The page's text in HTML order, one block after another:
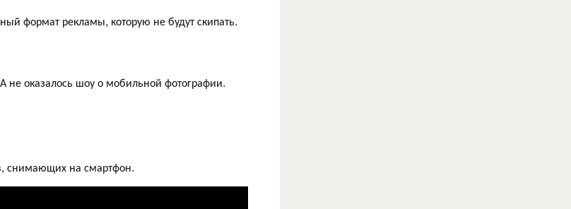
формат рекламы, которую не будут скипать.
оказалось шоу о мобильной фотографии.
снимающих на смартфон.